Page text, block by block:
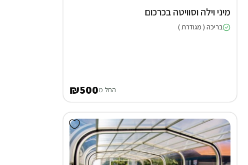
מיני וילה וסוויטה בכרכום
בריכה ( מגודרת )
החל מ₪500